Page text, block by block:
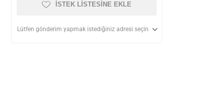
İSTEK LISTESINE EKLE
Lütfen gönderim yapmak istediğiniz adresi seçin